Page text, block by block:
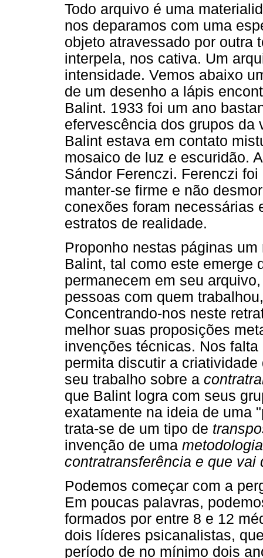
Todo arquivo é uma
nos deparamos com uma
objeto atravessado por outra
interpela, nos cativa. Um
intensidade. Vemos abaixo
de um desenho a lápis
Balint. 1933 foi um ano
efervescência dos grupos da
Balint estava em contato
mosaico de luz e escuridão.
Sándor Ferenczi. Ferenczi
manter-se firme e não
conexões foram necessárias
estratos de realidade.
Proponho nestas páginas
Balint, tal como este emerge
permanecem em seu
pessoas com quem
Concentrando-nos neste
melhor suas proposições
invenções técnicas. Nos
permita discutir a
seu trabalho sobre a
que Balint logra com seus
exatamente na ideia de uma
trata-se de um tipo de
invenção de uma
contratransferência e que
Podemos começar com a
Em poucas palavras,
formados por entre 8 e 12
dois líderes psicanalistas,
período de no mínimo dois